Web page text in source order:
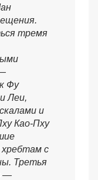
тремя
Фу
Леи,
и
Као-Пху
с
Третья
—